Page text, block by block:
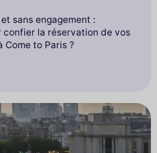
sans engagement :
confier la réservation de vos
Come to Paris ?